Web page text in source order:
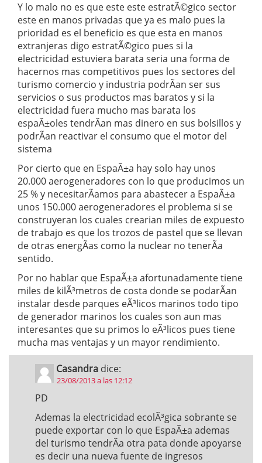
Y lo malo no es que este este estratÃ©gico sector
este en manos privadas que ya es malo pues la
prioridad es el beneficio es que esta en manos
extranjeras digo estratÃ©gico pues si la
electricidad estuviera barata seria una forma de
hacernos mas competitivos pues los sectores del
turismo comercio y industria podrÃ­an ser sus
servicios o sus productos mas baratos y si la
electricidad fuera mucho mas barata los
espaÃ±oles tendrÃ­an mas dinero en sus bolsillos y
podrÃ­an reactivar el consumo que el motor del
sistema
Por cierto que en EspaÃ±a hay solo hay unos
20.000 aerogeneradores con lo que producimos un
25 % y necesitarÃ­amos para abastecer a EspaÃ±a
unos 150.000 aerogeneradores el problema si se
construyeran los cuales crearian miles de expuesto
de trabajo es que los trozos de pastel que se llevan
de otras energÃ­as como la nuclear no tenerÃ­a
sentido.
Por no hablar que EspaÃ±a afortunadamente tiene
miles de kilÃ³metros de costa donde se podarÃ­an
instalar desde parques eÃ³licos marinos todo tipo
de generador marinos los cuales son aun mas
interesantes que su primos lo eÃ³licos pues tiene
mucha mas ventajas y un mayor rendimiento.
Casandra dice:
23/08/2013 a las 12:12
PD
Ademas la electricidad ecolÃ³gica sobrante se
puede exportar con lo que EspaÃ±a ademas
del turismo tendrÃ­a otra pata donde apoyarse
es decir una nueva fuente de ingresos